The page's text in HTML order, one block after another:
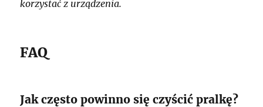
korzystać z urządzenia.
FAQ
Jak często powinno się czyścić pralkę?